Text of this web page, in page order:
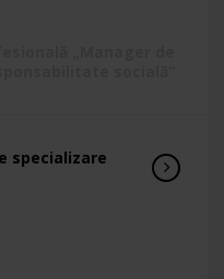
specializare